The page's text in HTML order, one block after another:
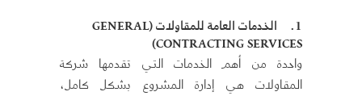
1. الخدمات العامة للمقاولات (GENERAL
CONTRACTING SERVICES)
واحدة من أهم الخدمات التي تقدمها شركة
المقاولات هي إدارة المشروع بشكل كامل،